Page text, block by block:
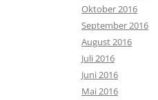
Oktober 2016
September 2016
August 2016
Juli 2016
Juni 2016
Mai 2016